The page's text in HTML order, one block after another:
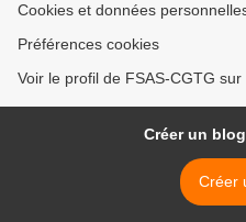
Cookies et données
Préférences cookies
Voir le profil de FSAS-CGTG
Créer un
Créer